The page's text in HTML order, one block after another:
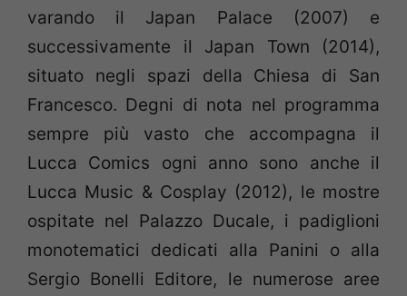
varando il Japan Palace (2007) e
successivamente il Japan Town (2014),
situato negli spazi della Chiesa di San
Francesco. Degni di nota nel programma
sempre più vasto che accompagna il
Lucca Comics ogni anno sono anche il
Lucca Music & Cosplay (2012), le mostre
ospitate nel Palazzo Ducale, i padiglioni
monotematici dedicati alla Panini o alla
Sergio Bonelli Editore, le numerose aree